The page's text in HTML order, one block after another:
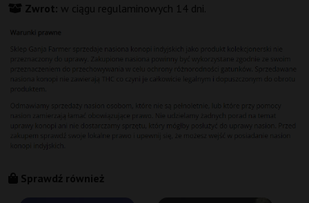
Zwrot: w ciągu regulaminowych 14 dni.
Sprawdź również